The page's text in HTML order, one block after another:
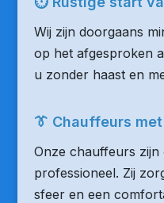
Wij zijn doorgaans
op het afgesproken
u zonder haast en
👔 Chauffeurs
Onze chauffeurs zijn
professioneel. Zij
sfeer en een